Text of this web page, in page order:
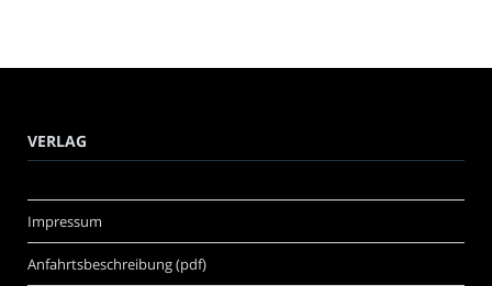
VERLAG
Impressum
Anfahrtsbeschreibung (pdf)